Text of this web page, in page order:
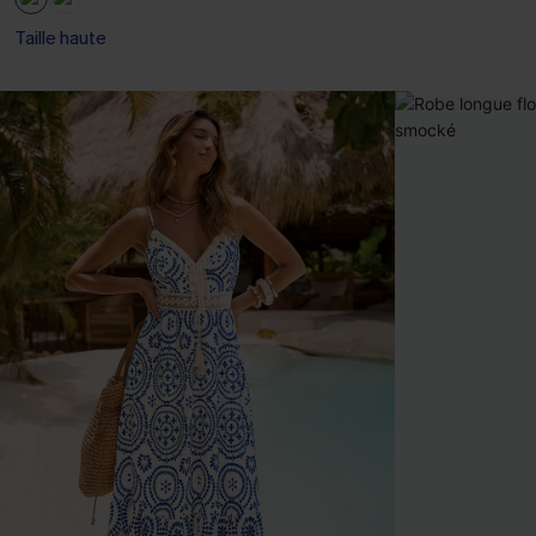
Taille haute